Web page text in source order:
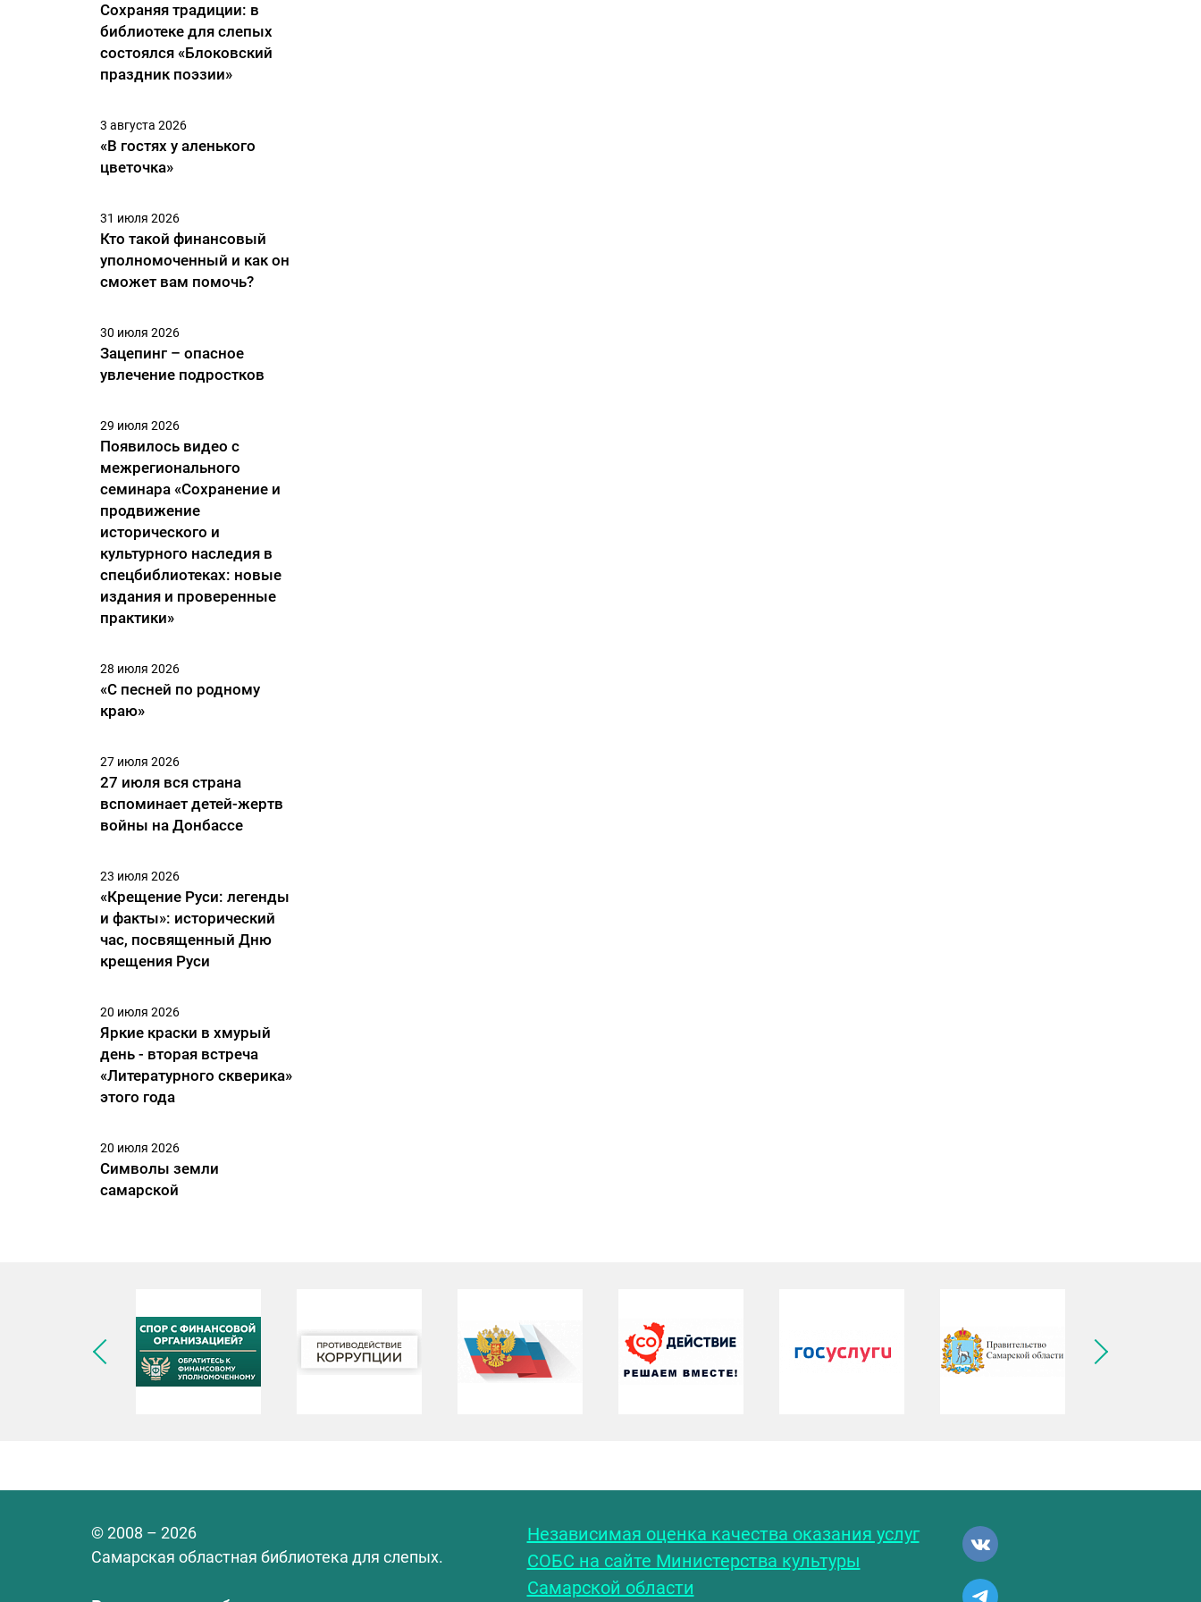
Сохраняя традиции: в
библиотеке для слепых
состоялся «Блоковский
праздник поэзии»
3 августа 2026
«В гостях у аленького
цветочка»
31 июля 2026
Кто такой финансовый
уполномоченный и как он
сможет вам помочь?
30 июля 2026
Зацепинг – опасное
увлечение подростков
29 июля 2026
Появилось видео с
межрегионального
семинара «Сохранение и
продвижение
исторического и
культурного наследия в
спецбиблиотеках: новые
издания и проверенные
практики»
28 июля 2026
«С песней по родному
краю»
27 июля 2026
27 июля вся страна
вспоминает детей-жертв
войны на Донбассе
23 июля 2026
«Крещение Руси: легенды
и факты»: исторический
час, посвященный Дню
крещения Руси
20 июля 2026
Яркие краски в хмурый
день - вторая встреча
«Литературного скверика»
этого года
20 июля 2026
Символы земли
самарской
Следующее изображение
© 2008 – 2026
Самарская областная библиотека для слепых.
Независимая оценка качества оказания услуг
СОБС на сайте Министерства культуры
Самарской области